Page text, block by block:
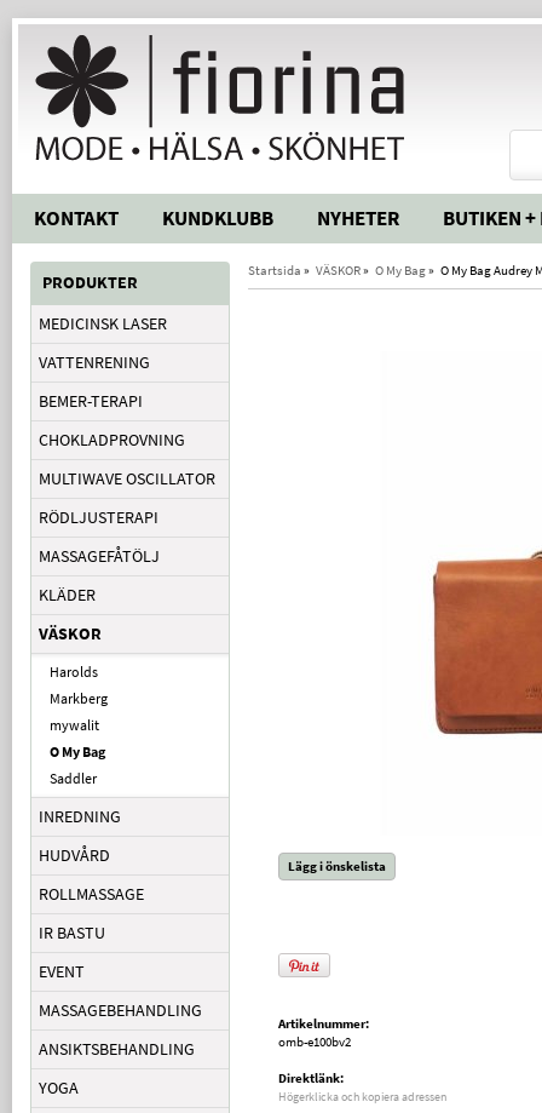
KONTAKT KUNDKLUBB NYHETER BUTIKEN +
PRODUKTER
MEDICINSK LASER
VATTENRENING
BEMER-TERAPI
CHOKLADPROVNING
MULTIWAVE OSCILLATOR
RÖDLJUSTERAPI
MASSAGEFÅTÖLJ
KLÄDER
VÄSKOR
Harolds
Markberg
mywalit
O My Bag
Saddler
INREDNING
HUDVÅRD
ROLLMASSAGE
IR BASTU
EVENT
MASSAGEBEHANDLING
ANSIKTSBEHANDLING
YOGA
Startsida » VÄSKOR» O My Bag» O My Bag Audrey
Lägg i önskelista
Artikelnummer:
omb-e100bv2
Direktlänk:
Högerklicka och kopiera adressen